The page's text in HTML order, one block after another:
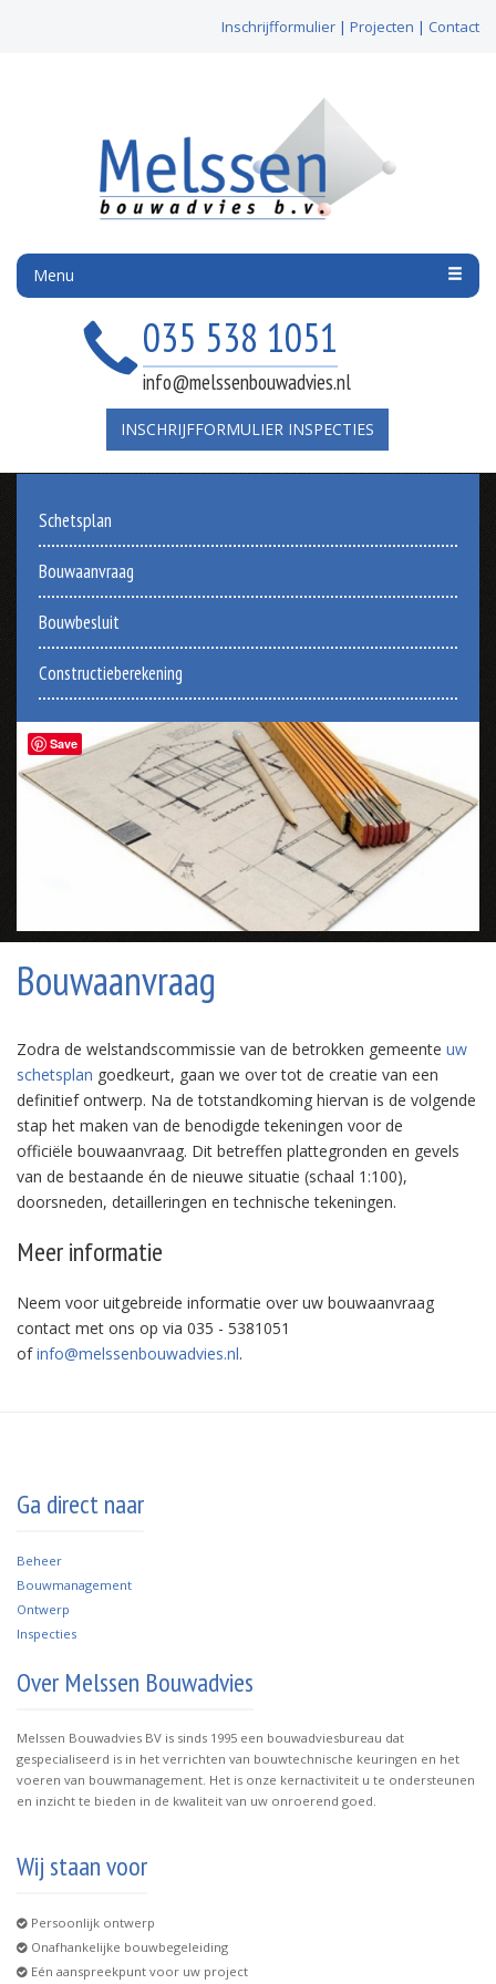
Inschrijfformulier | Projecten | Contact
Menu
035 538 1051
info@melssenbouwadvies.nl
INSCHRIJFFORMULIER INSPECTIES
Schetsplan
Bouwaanvraag
Bouwbesluit
Constructieberekening
Bouwaanvraag
Zodra de welstandscommissie van de betrokken gemeente uw
schetsplan goedkeurt, gaan we over tot de creatie van een
definitief ontwerp. Na de totstandkoming hiervan is de volgende
stap het maken van de benodigde tekeningen voor de
officiële bouwaanvraag. Dit betreffen plattegronden en gevels
van de bestaande én de nieuwe situatie (schaal 1:100),
doorsneden, detailleringen en technische tekeningen.
Meer informatie
Neem voor uitgebreide informatie over uw bouwaanvraag
contact met ons op via 035 - 5381051
ofinfo@melssenbouwadvies.nl.
Ga direct naar
Beheer
Bouwmanagement
Ontwerp
Inspecties
Over Melssen Bouwadvies
Melssen Bouwadvies BV is sinds 1995 een bouwadviesbureau dat
gespecialiseerd is in het verrichten van bouwtechnische keuringen en het
voeren van bouwmanagement. Het is onze kernactiviteit u te ondersteunen
en inzicht te bieden in de kwaliteit van uw onroerend goed.
Wij staan voor
Persoonlijk ontwerp
Onafhankelijke bouwbegeleiding
Eén aanspreekpunt voor uw project
Save